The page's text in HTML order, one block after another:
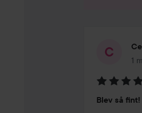
1
5
Blev så fint!